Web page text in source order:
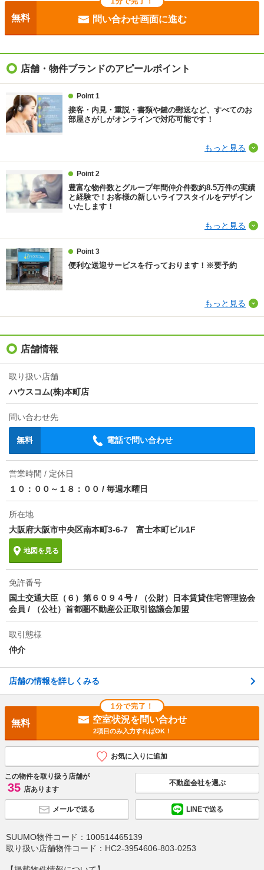
目安光熱費
入居 即
損保 2万円2年
ほか初期費用 合計2.75万円（内訳：鍵交換代2.75万円）
その他諸費用 室内清掃費用 44000円
次回更新予定日 2026/08/23
物件備考
無料 問い合わせ画面に進む
店舗・物件ブランドのアピールポイント
Point 1
接客・内見・重説・書類や鍵の郵送など、すべてのお
部屋さがしがオンラインで対応可能です！
もっと見る
Point 2
豊富な物件数とグループ年間仲介件数約8.5万件の実績
と経験で！お客様の新しいライフスタイルをデザイン
いたします！
もっと見る
Point 3
便利な送迎サービスを行っております！※要予約
もっと見る
店舗情報
取り扱い店舗
ハウスコム(株)本町店
問い合わせ先
無料 電話で問い合わせ
営業時間 / 定休日
１０：００～１８：００ / 毎週水曜日
所在地
大阪府大阪市中央区南本町3-6-7 富士本町ビル1F
地図を見る
免許番号
国土交通大臣（６）第６０９４号 / （公財）日本賃貸住宅管理協会
会員 / （公社）首都圏不動産公正取引協議会加盟
取引態様
仲介
店舗の情報を詳しくみる
1分で完了！
無料 空室状況を問い合わせ
2項目のみ入力すればOK！
お気に入りに追加
この物件を取り扱う店舗が
35 店あります
不動産会社を選ぶ
メールで送る LINEで送る
SUUMO物件コード： 100514465139
取り扱い店舗物件コード： HC2-3954606-803-0253